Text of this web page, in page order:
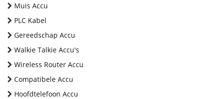
Muis Accu
PLC Kabel
Gereedschap Accu
Walkie Talkie Accu's
Wireless Router Accu
Compatibele Accu
Hoofdtelefoon Accu